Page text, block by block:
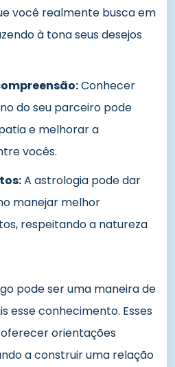
você realmente busca em
à tona seus desejos
Conhecer
do seu parceiro pode
e melhorar a
vocês.
A astrologia pode dar
manejar melhor
respeitando a natureza
pode ser uma maneira de
esse conhecimento. Esses
orientações
a construir uma relação